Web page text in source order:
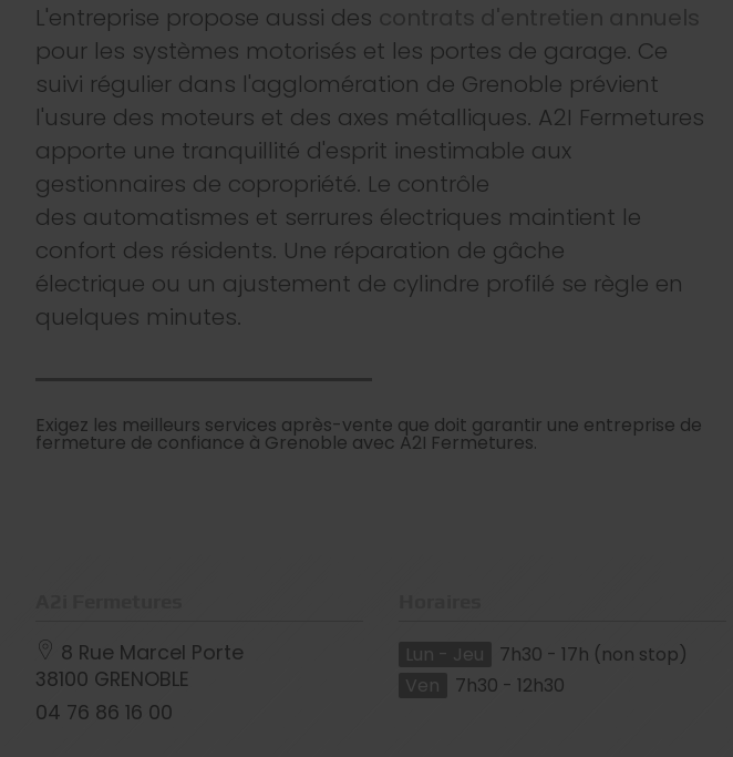
L'entreprise propose aussi des
pour les systèmes motorisés et les portes de garage. Ce
suivi régulier dans l'agglomération de Grenoble prévient
l'usure des moteurs et des axes métalliques. A2I Fermetures
apporte une tranquillité d'esprit inestimable aux
gestionnaires de copropriété. Le contrôle
des automatismes et serrures électriques maintient le
confort des résidents. Une réparation de gâche
électrique ou un ajustement de cylindre profilé se règle en
quelques minutes.
Exigez les meilleurs services après-vente que doit garantir une entreprise de
fermeture de confiance à Grenoble avec A2I Fermetures.
8 Rue Marcel Porte
38100 GRENOBLE
04 76 86 16 00
Lun - Jeu
7h30 - 17h (non stop)
Ven
7h30 - 12h30